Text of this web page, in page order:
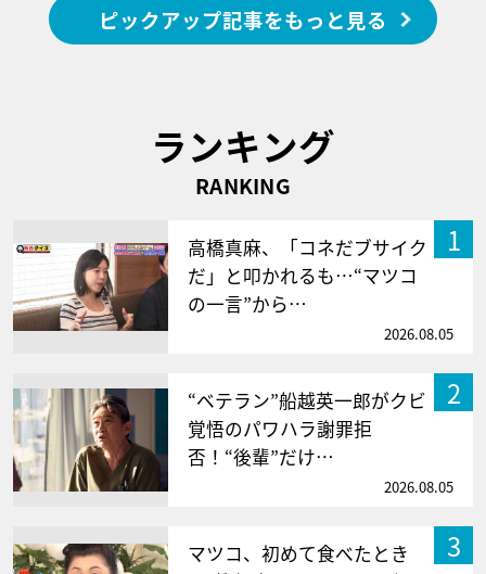
ピックアップ記事をもっと見る
ランキング
RANKING
1
高橋真麻、「コネだブサイク
だ」と叩かれるも…“マツコ
の一言”から…
2026.08.05
2
“ベテラン”船越英一郎がクビ
覚悟のパワハラ謝罪拒
否！“後輩”だけ…
2026.08.05
3
マツコ、初めて食べたとき